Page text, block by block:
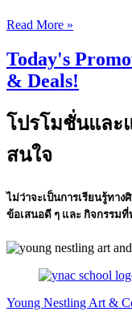
Read More »
Today's
& Deals!
โปรโมชั่นและ
สนใจ
ไม่ว่าจะเป็นการเรียนรู้ทา
ข้อเสนอดี ๆ และ กิจกรรม
Young Nestling Art &